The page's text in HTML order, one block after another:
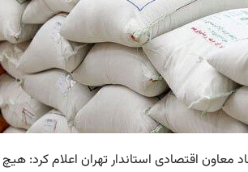
معاون اقتصادی استاندار تهران اعلام کرد: